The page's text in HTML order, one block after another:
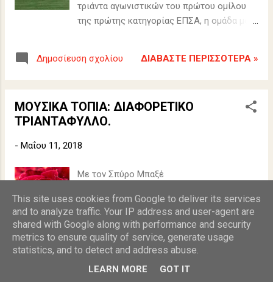
τριάντα αγωνιστικών του πρώτου ομίλου
της πρώτης κατηγορίας ΕΠΣΑ, η ομάδα μας
σημείωσε 26 γκολ και δέχθηκε 50. Από την
νέα ποδοσφαιρική περίοδο που αρχίζει
αγωνιστεί στην δεύτερη ερασιτεχνική
κατηγορία της Αθήνας. Επί της ουσίας,
και προσπάθησε δεν μπόρεσε να
απαιτήσεις της πρώτης κατηγορίας.
Δημοσίευση σχολίου ΔΙΑΒΆΣΤΕ ΠΕΡΙΣΣΌΤΕΡΑ »
ΜΟΥΣΙΚΑ ΤΟΠΙΑ: ΔΙΑΦΟΡΕΤΙΚΟ
ΤΡΙΑΝΤΑΦΥΛΛΟ.
- Μαΐου 11, 2018
Με τον Σπύρο Μπαξέ
ΔΙΑΒΆΣΤΕ ΠΕΡΙΣΣΌΤΕΡΑ »
This site uses cookies from Google to deliver its services
and to analyze traffic. Your IP address and user-agent are
shared with Google along with performance and security
metrics to ensure quality of service, generate usage
statistics, and to detect and address abuse.
LEARN MORE GOT IT